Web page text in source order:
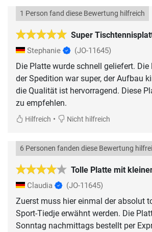
Super
1 Person fand diese Bewertung hilfreich
Stephanie (JO-11645)
Die Platte wurde schnell geliefert.
der Spedition war super, der Aufbau
die Qualität ist hervorragend. Diese
zu empfehlen.
Hilfreich • Nicht hilfreich
Tolle Platte mit
6 Personen fanden diese Bewertung
Claudia (JO-11645)
Zuerst muss hier einmal der absolut
Sport-Tiedje erwähnt werden. Die
Sonntag nachmittags bestellt per